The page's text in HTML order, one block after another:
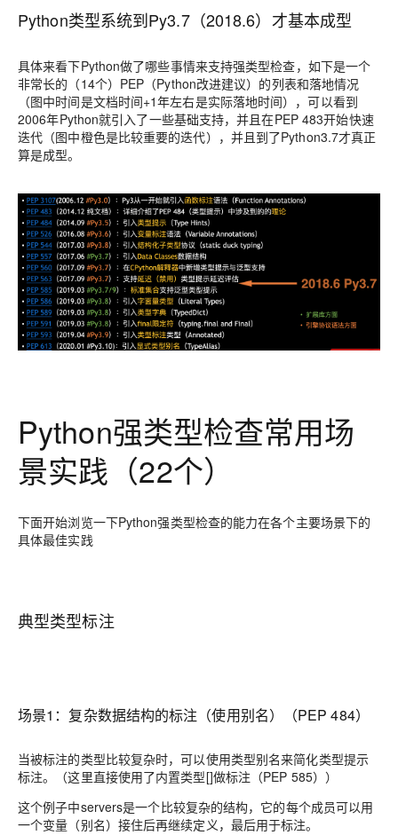
Python类型系统到Py3.7（2018.6）才基本成型
具体来看下Python做了哪些事情来支持强类型检查，如下是一个
非常长的（14个）PEP（Python改进建议）的列表和落地情况
（图中时间是文档时间+1年左右是实际落地时间），可以看到
2006年Python就引入了一些基础支持，并且在PEP 483开始快速
迭代（图中橙色是比较重要的迭代），并且到了Python3.7才真正
算是成型。
Python强类型检查常用场
景实践（22个）
下面开始浏览一下Python强类型检查的能力在各个主要场景下的
具体最佳实践
典型类型标注
场景1：复杂数据结构的标注（使用别名）（PEP 484）
当被标注的类型比较复杂时，可以使用类型别名来简化类型提示
标注。（这里直接使用了内置类型[]做标注（PEP 585））
这个例子中servers是一个比较复杂的结构，它的每个成员可以用
一个变量（别名）接住后再继续定义，最后用于标注。